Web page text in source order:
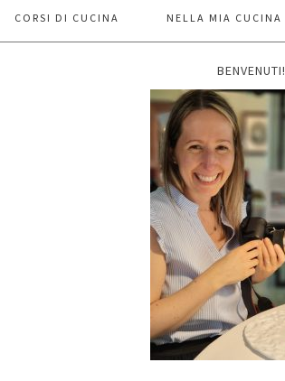
CORSI DI CUCINA NELLA MIA CUCINA
BENVENUTI!